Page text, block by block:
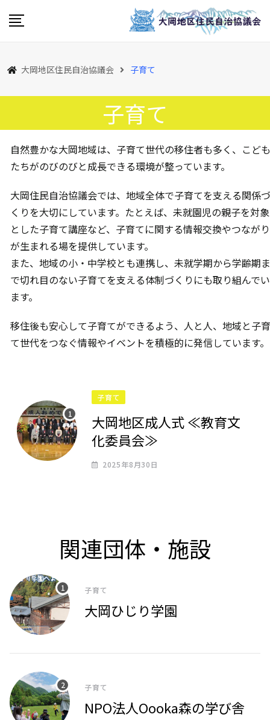
大岡地区住民自治協議会 子育て
子育て
自然豊かな大岡地域は、子育て世代の移住者も多く、こども
たちがのびのびと成長できる環境が整っています。
大岡住民自治協議会では、地域全体で子育てを支える関係づ
くりを大切にしています。たとえば、未就園児の親子を対象
とした子育て講座など、子育てに関する情報交換やつながり
が生まれる場を提供しています。
また、地域の小・中学校とも連携し、未就学期から学齢期ま
で切れ目のない子育てを支える体制づくりにも取り組んでい
ます。
移住後も安心して子育てができるよう、人と人、地域と子育
て世代をつなぐ情報やイベントを積極的に発信しています。
子育て
大岡地区成人式 ≪教育文
化委員会≫
2025年8月30日
関連団体・施設
子育て
大岡ひじり学園
子育て
NPO法人Oooka森の学び舎